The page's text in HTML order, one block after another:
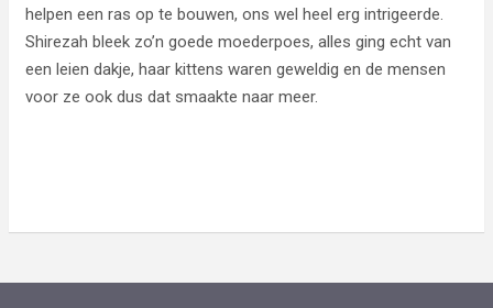
helpen een ras op te bouwen, ons wel heel erg intrigeerde.
Shirezah bleek zo’n goede moederpoes, alles ging echt van
een leien dakje, haar kittens waren geweldig en de mensen
voor ze ook dus dat smaakte naar meer.